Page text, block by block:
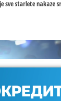
sve starlete nakaze